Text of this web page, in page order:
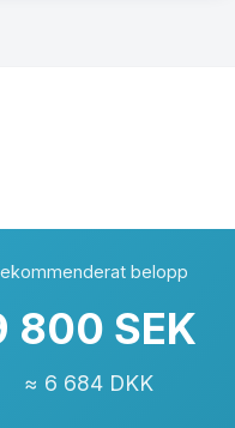
belopp
800 SEK
≈ 6 684 DKK